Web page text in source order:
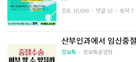
피가 클 때, 흡입술 및 큐렛을
내는 방법
- 개복: 심한 자궁질환이 있을
때
기록 조회 후에 삭제 가능하며
기록을 남기지 않으려면 현금
조회 10,690 댓글 13 토닥 7
산부인과에서 임신중
요?
정보톡 정보톡운영자